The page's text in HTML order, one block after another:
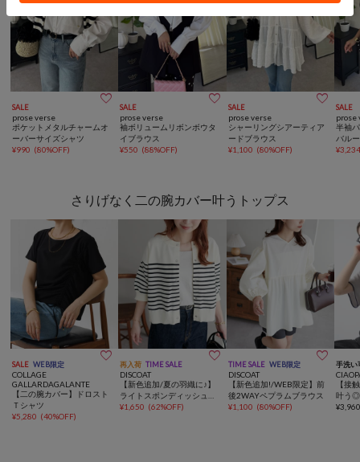
SALE 
prose verse
ポケットメタルチャームオ
ーバーサイズシャツ
¥990 (80%OFF)
SALE 
prose verse
袖ボリュームリボンボウタ
イブラウス
¥550 (88%OFF)
SALE 
prose verse
シャーリングシアーティア
ードブラウス
¥1,100 (80%OFF)
SALE
prose
半袖
バル
¥
さりげなく二の腕カバー叶うトップス
SALE WEB限定 
COLLAGE
GALLARDAGALANTE
【二の腕カバー】ドロスト
Ｔシャツ
¥5,280 (40%OFF)
再入荷 TIME SALE 
DISCOAT
【新色追加/夏の羽織に♪】
ライトスポンディッシュ半
袖カーディガン《WEB限
¥1,650 (62%OFF)
TIME SALE WEB限定 
DISCOAT
【新色追加!/WEB限定】前
後2WAYペプラムブラウス
¥1,100 (80%OFF)
手洗い
【接
叶う◎
ニッ
¥